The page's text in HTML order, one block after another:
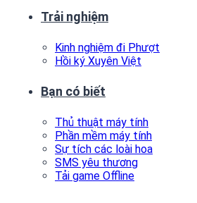
Trải nghiệm
Kinh nghiệm đi Phượt
Hồi ký Xuyên Việt
Bạn có biết
Thủ thuật máy tính
Phần mềm máy tính
Sự tích các loài hoa
SMS yêu thương
Tải game Offline